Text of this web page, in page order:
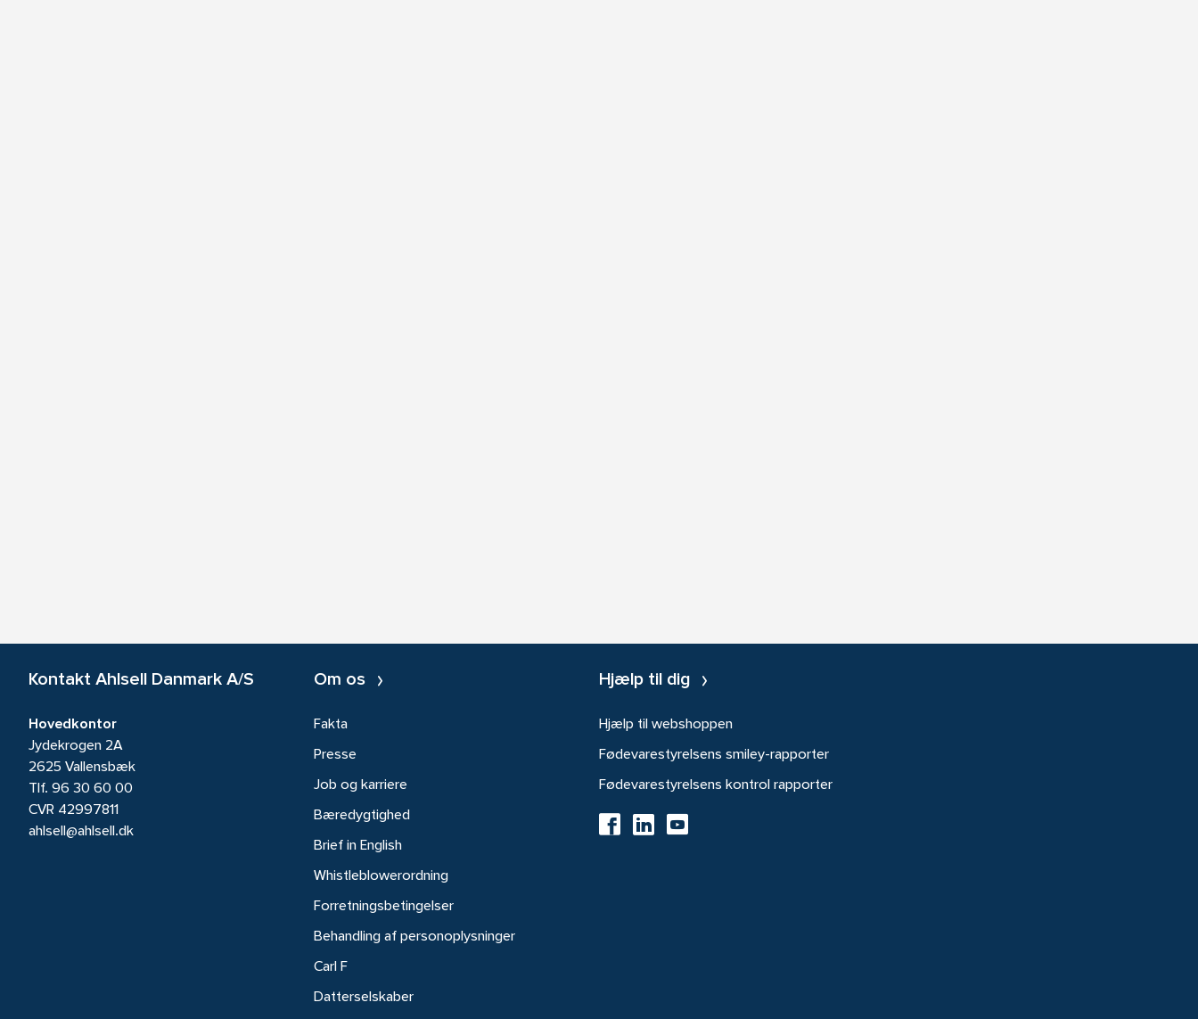
Kontakt Ahlsell Danmark A/S
Hovedkontor
Jydekrogen 2A
2625 Vallensbæk
Tlf. 96 30 60 00
CVR 42997811
ahlsell@ahlsell.dk
Om os
Fakta
Presse
Job og karriere
Bæredygtighed
Brief in English
Whistleblowerordning
Forretningsbetingelser
Behandling af personoplysninger
Carl F
Datterselskaber
Hjælp til dig
Hjælp til webshoppen
Fødevarestyrelsens smiley-rapporter
Fødevarestyrelsens kontrol rapporter